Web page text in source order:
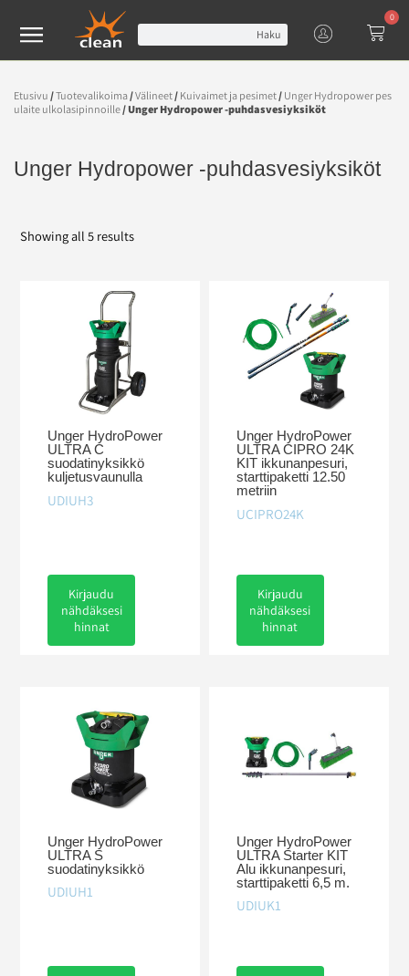
Haku
0
Etusivu /Tuotevalikoima/Välineet/ Kuivaimet ja pesimet/ Unger Hydropower pes
ulaite ulkolasipinnoille/ Unger Hydropower -puhdasvesiyksiköt
Unger Hydropower -puhdasvesiyksiköt
Showing all 5 results
Unger HydroPower
ULTRA C
suodatinyksikkö
kuljetusvaunulla
UDIUH3
Kirjaudu
nähdäksesi
hinnat
Unger HydroPower
ULTRA CIPRO 24K
KIT ikkunanpesuri,
starttipaketti 12.50
metriin
UCIPRO24K
Kirjaudu
nähdäksesi
hinnat
Unger HydroPower
ULTRA S
suodatinyksikkö
UDIUH1
Unger HydroPower
ULTRA Starter KIT
Alu ikkunanpesuri,
starttipaketti 6,5 m.
UDIUK1